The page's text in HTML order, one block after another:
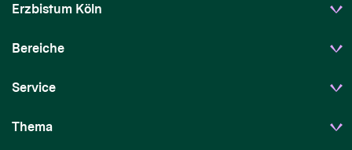
Erzbistum Köln
Bereiche
Service
Thema